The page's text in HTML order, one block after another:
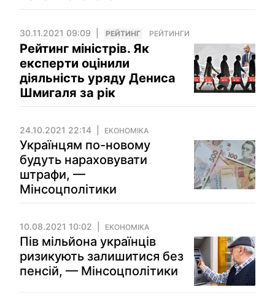
30.11.2021 09:09 РЕЙТИНГ РЕЙТИНГИ
Рейтинг міністрів. Як
експерти оцінили
діяльність уряду Дениса
Шмигаля за рік
24.10.2021 22:14 ЕКОНОМІКА
Українцям по-новому
будуть нараховувати
штрафи, —
Мінсоцполітики
10.08.2021 10:02 ЕКОНОМІКА
Пів мільйона українців
ризикують залишитися без
пенсій, — Мінсоцполітики